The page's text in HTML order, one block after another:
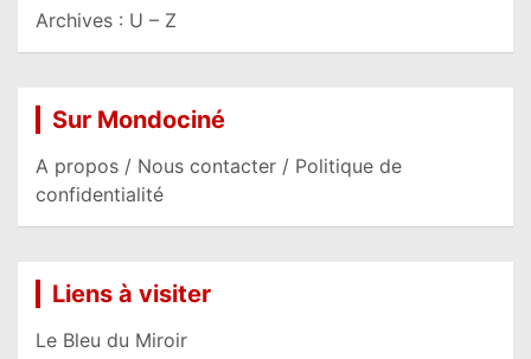
Archives : U – Z
Sur Mondociné
A propos / Nous contacter / Politique de
confidentialité
Liens à visiter
Le Bleu du Miroir